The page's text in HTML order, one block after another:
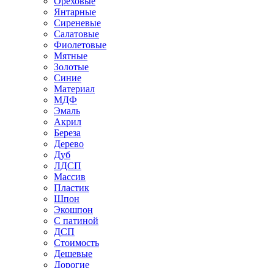
Янтарные
Сиреневые
Салатовые
Фиолетовые
Мятные
Золотые
Синие
Материал
МДФ
Эмаль
Акрил
Береза
Дерево
Дуб
ЛДСП
Массив
Пластик
Шпон
Экошпон
С патиной
ДСП
Стоимость
Дешевые
Дорогие